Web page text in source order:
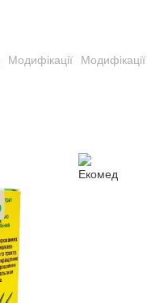
Модифікації